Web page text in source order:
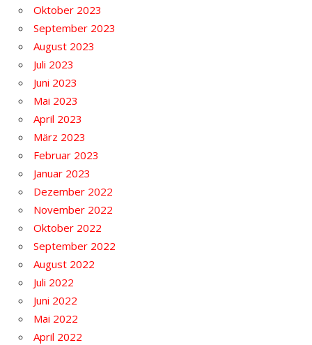
Oktober 2023
September 2023
August 2023
Juli 2023
Juni 2023
Mai 2023
April 2023
März 2023
Februar 2023
Januar 2023
Dezember 2022
November 2022
Oktober 2022
September 2022
August 2022
Juli 2022
Juni 2022
Mai 2022
April 2022